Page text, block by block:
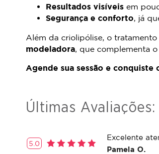
Resultados visíveis em
Segurança e conforto, já
Além da criolipólise, o tratamento
modeladora, que complementa
Agende sua sessão e
Últimas Avaliações:
5.0
Excelente
Pamela O.